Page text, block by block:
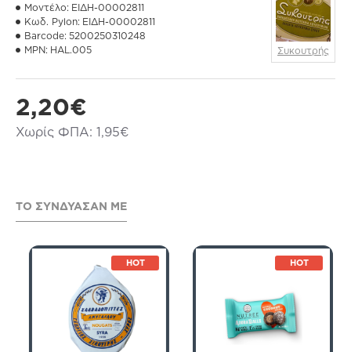
2,20€
Χωρίς ΦΠΑ: 1,95€
Μοντέλο: ΕΙΔΗ-00002811
Κωδ. Pylon: ΕΙΔΗ-00002811
Barcode: 5200250310248
MPN: HAL.005 Συκουτρής
ΤΟ ΣΥΝΔΎΑΣΑΝ ΜΕ
HOT HOT